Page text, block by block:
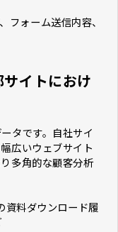
ォーム送信内容、
イトにおけ
タです。自社サイ
広いウェブサイト
多角的な顧客分析
資料ダウンロード履